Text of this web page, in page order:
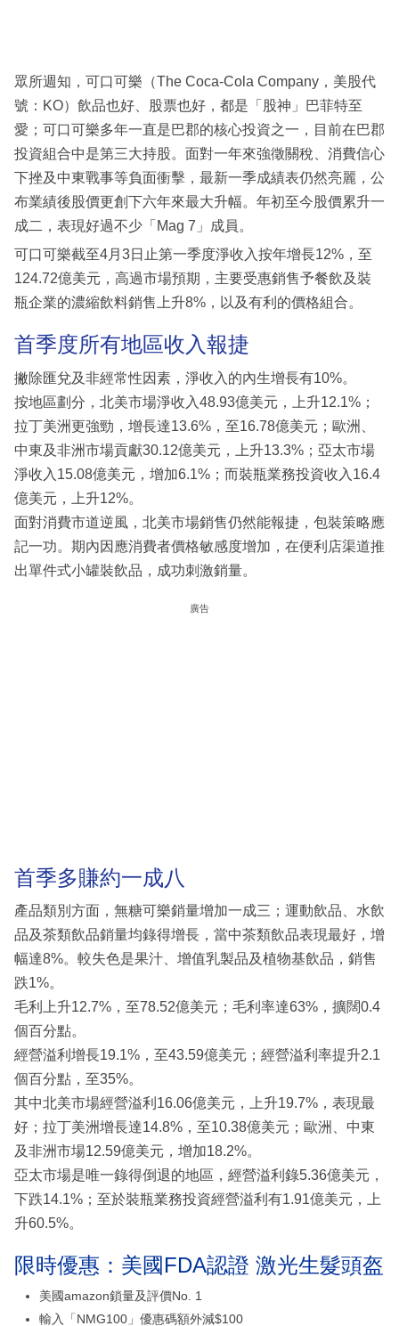
閱
專
區
眾所週知，可口可樂（The Coca-Cola Company，美股代
號：KO）飲品也好、股票也好，都是「股神」巴菲特至
愛；可口可樂多年一直是巴郡的核心投資之一，目前在巴郡
投資組合中是第三大持股。面對一年來強徵關稅、消費信心
下挫及中東戰事等負面衝擊，最新一季成績表仍然亮麗，公
布業績後股價更創下六年來最大升幅。年初至今股價累升一
成二，表現好過不少「Mag 7」成員。
可口可樂截至4月3日止第一季度淨收入按年增長12%，至
124.72億美元，高過市場預期，主要受惠銷售予餐飲及裝
瓶企業的濃縮飲料銷售上升8%，以及有利的價格組合。
首季度所有地區收入報捷
撇除匯兌及非經常性因素，淨收入的內生增長有10%。
按地區劃分，北美市場淨收入48.93億美元，上升12.1%；
拉丁美洲更強勁，增長達13.6%，至16.78億美元；歐洲、
中東及非洲市場貢獻30.12億美元，上升13.3%；亞太市場
淨收入15.08億美元，增加6.1%；而裝瓶業務投資收入16.4
億美元，上升12%。
面對消費市道逆風，北美市場銷售仍然能報捷，包裝策略應
記一功。期內因應消費者價格敏感度增加，在便利店渠道推
出單件式小罐裝飲品，成功刺激銷量。
廣告
首季多賺約一成八
產品類別方面，無糖可樂銷量增加一成三；運動飲品、水飲
品及茶類飲品銷量均錄得增長，當中茶類飲品表現最好，增
幅達8%。較失色是果汁、增值乳製品及植物基飲品，銷售
跌1%。
毛利上升12.7%，至78.52億美元；毛利率達63%，擴闊0.4
個百分點。
經營溢利增長19.1%，至43.59億美元；經營溢利率提升2.1
個百分點，至35%。
其中北美市場經營溢利16.06億美元，上升19.7%，表現最
好；拉丁美洲增長達14.8%，至10.38億美元；歐洲、中東
及非洲市場12.59億美元，增加18.2%。
亞太市場是唯一錄得倒退的地區，經營溢利錄5.36億美元，
下跌14.1%；至於裝瓶業務投資經營溢利有1.91億美元，上
升60.5%。
限時優惠：美國FDA認證 激光生髮頭盔
美國amazon鎖量及評價No. 1
輸入「NMG100」優惠碼額外減$100